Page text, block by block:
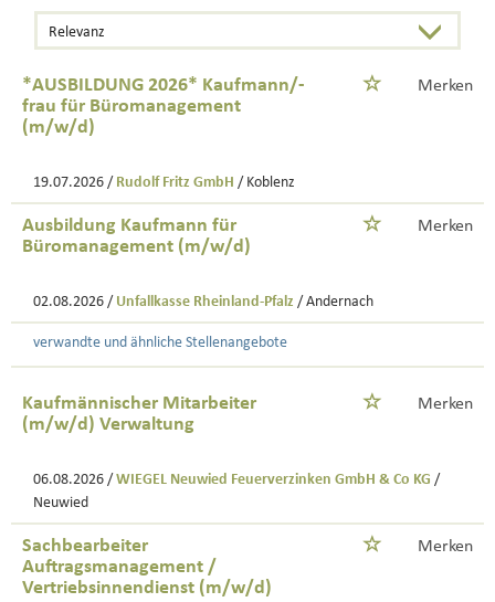
*AUSBILDUNG 2026* Kaufmann/-
frau für Büromanagement
(m/w/d)
Merken
19.07.2026 / Rudolf Fritz GmbH / Koblenz
Ausbildung Kaufmann für
Büromanagement (m/w/d)
Merken
02.08.2026 / Unfallkasse Rheinland-Pfalz / Andernach
verwandte und ähnliche Stellenangebote
Kaufmännischer Mitarbeiter
(m/w/d) Verwaltung
Merken
06.08.2026 / WIEGEL Neuwied Feuerverzinken GmbH & Co KG /
Neuwied
Sachbearbeiter
Auftragsmanagement /
Vertriebsinnendienst (m/w/d)
Merken